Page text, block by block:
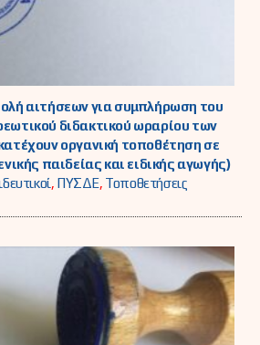
αιτήσεων για συμπλήρωση του
διδακτικού ωραρίου των
οργανική τοποθέτηση σε
παιδείας και ειδικής αγωγής)
, ΠΥΣΔΕ, Τοποθετήσεις